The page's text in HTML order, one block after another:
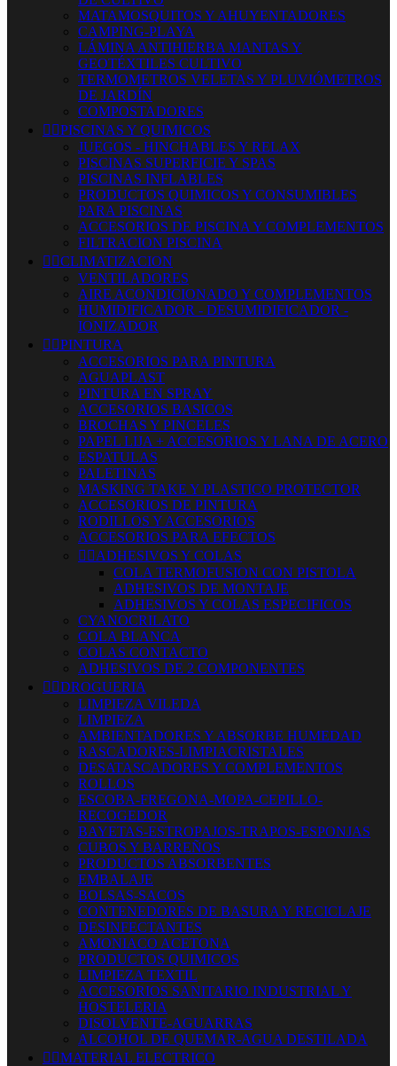
MATAMOSQUITOS Y AHUYENTADORES
CAMPING-PLAYA
LÁMINA ANTIHIERBA MANTAS Y
GEOTÉXTILES CULTIVO
TERMOMETROS VELETAS Y PLUVIÓMETROS
DE JARDÍN
COMPOSTADORES
 PISCINAS Y QUIMICOS
JUEGOS - HINCHABLES Y RELAX
PISCINAS SUPERFICIE Y SPAS
PISCINAS INFLABLES
PRODUCTOS QUIMICOS Y CONSUMIBLES
PARA PISCINAS
ACCESORIOS DE PISCINA Y COMPLEMENTOS
FILTRACION PISCINA
 CLIMATIZACION
VENTILADORES
AIRE ACONDICIONADO Y COMPLEMENTOS
HUMIDIFICADOR - DESUMIDIFICADOR -
IONIZADOR
 PINTURA
ACCESORIOS PARA PINTURA
AGUAPLAST
PINTURA EN SPRAY
ACCESORIOS BASICOS
BROCHAS Y PINCELES
PAPEL LIJA + ACCESORIOS Y LANA DE ACERO
ESPATULAS
PALETINAS
MASKING TAKE Y PLASTICO PROTECTOR
ACCESORIOS DE PINTURA
RODILLOS Y ACCESORIOS
ACCESORIOS PARA EFECTOS
 ADHESIVOS Y COLAS
COLA TERMOFUSION CON PISTOLA
ADHESIVOS DE MONTAJE
ADHESIVOS Y COLAS ESPECIFICOS
CYANOCRILATO
COLA BLANCA
COLAS CONTACTO
ADHESIVOS DE 2 COMPONENTES
 DROGUERIA
LIMPIEZA VILEDA
LIMPIEZA
AMBIENTADORES Y ABSORBE HUMEDAD
RASCADORES-LIMPIACRISTALES
DESATASCADORES Y COMPLEMENTOS
ROLLOS
ESCOBA-FREGONA-MOPA-CEPILLO-
RECOGEDOR
BAYETAS-ESTROPAJOS-TRAPOS-ESPONJAS
CUBOS Y BARREÑOS
PRODUCTOS ABSORBENTES
EMBALAJE
BOLSAS-SACOS
CONTENEDORES DE BASURA Y RECICLAJE
DESINFECTANTES
AMONIACO ACETONA
PRODUCTOS QUIMICOS
LIMPIEZA TEXTIL
ACCESORIOS SANITARIO INDUSTRIAL Y
HOSTELERIA
DISOLVENTE-AGUARRAS
ALCOHOL DE QUEMAR-AGUA DESTILADA
 MATERIAL ELECTRICO